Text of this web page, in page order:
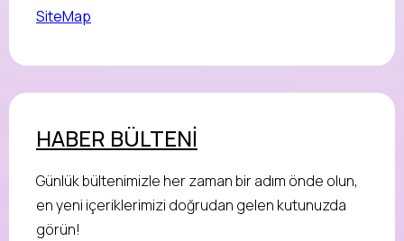
SiteMap
HABER BÜLTENİ
Günlük bültenimizle her zaman bir adım önde olun,
en yeni içeriklerimizi doğrudan gelen kutunuzda
görün!